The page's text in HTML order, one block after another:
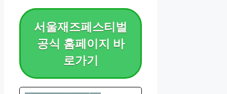
서울재즈페스티벌
공식 홈페이지 바
로가기